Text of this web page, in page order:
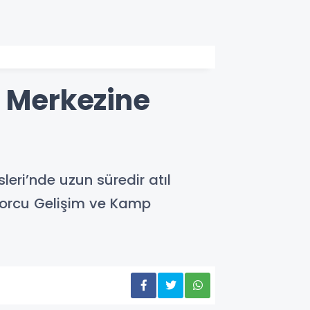
Merkezine
uzun süredir atıl
Gelişim ve Kamp